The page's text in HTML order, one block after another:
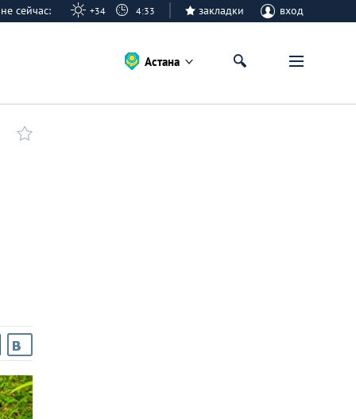
сейчас: +34 4:33 закладки вход
Астана